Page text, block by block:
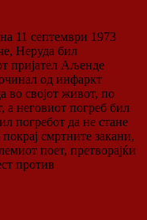
11 септември 1973
Неруда бил
пријател Аљенде
од инфаркт
во својот живот, по
а неговиот погреб бил
погребот да не стане
смртните закани,
поет, претворајќи
против